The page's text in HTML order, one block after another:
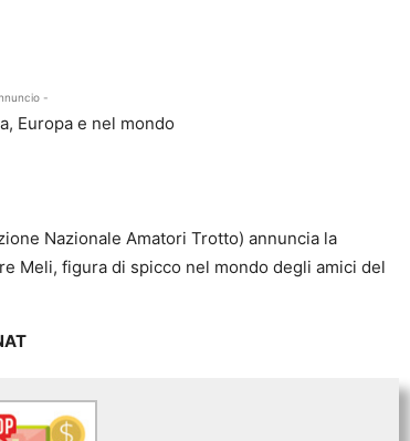
-
Europa e nel mondo
Nazionale Amatori Trotto) annuncia la
Meli, figura di spicco nel mondo degli amici del